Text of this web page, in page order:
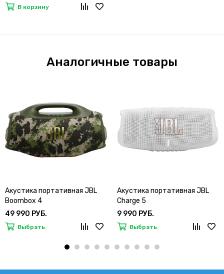
В корзину
Аналогичные товары
Акустика портативная JBL
Boombox 4
49 990 РУБ.
Выбрать
Акустика портативная JBL
Charge 5
9 990 РУБ.
Выбрать